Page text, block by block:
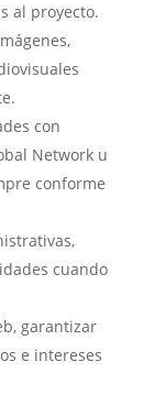
al proyecto.
con
Network u
conforme
cuando
garantizar
e intereses